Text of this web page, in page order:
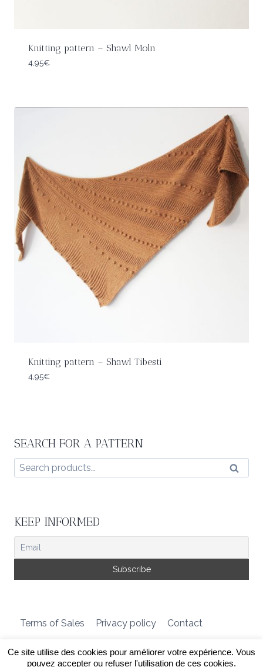
Knitting pattern – Shawl Moln
4,95€
Knitting pattern – Shawl Tibesti
4,95€
SEARCH FOR A PATTERN
Search
for:
Search
KEEP INFORMED
Terms of Sales Privacy policy Contact
© 2026 Lilofil knitting patterns
Ce site utilise des cookies pour améliorer votre expérience. Vous
pouvez accepter ou refuser l'utilisation de ces cookies.